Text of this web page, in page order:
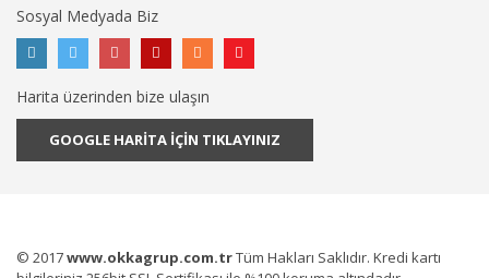
Sosyal Medyada Biz
Harita üzerinden bize ulaşın
GOOGLE HARİTA İÇİN TIKLAYINIZ
© 2017www.okkagrup.com.trTüm Hakları Saklıdır. Kredi kartı